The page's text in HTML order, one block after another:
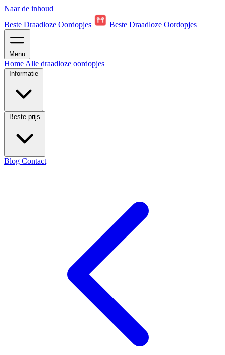
Naar de inhoud
Beste Draadloze Oordopjes
Beste Draadloze Oordopjes
Menu
Home Alle draadloze oordopjes
Informatie
Beste prijs
Blog Contact